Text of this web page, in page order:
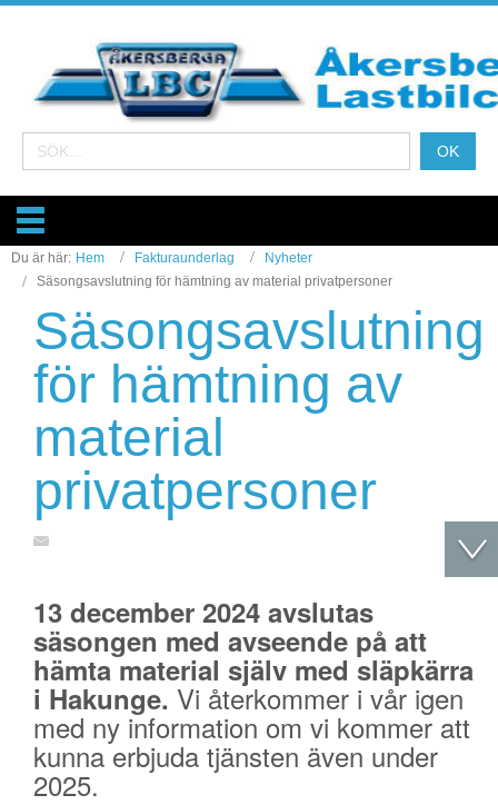
Du är här: Hem Fakturaunderlag
Nyheter
Säsongsavslutning för hämtning av material privatpersoner
Säsongsavslutning
för hämtning av
material
privatpersoner
13 december 2024 avslutas
säsongen med avseende på att
hämta material själv med släpkärra
i Hakunge. Vi återkommer i vår igen
med ny information om vi kommer att
kunna erbjuda tjänsten även under
2025.